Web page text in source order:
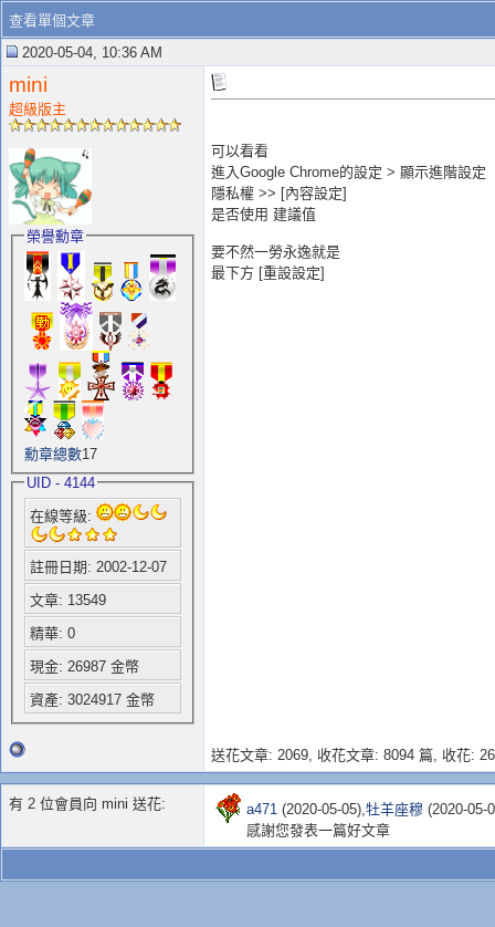
查看單個文章
2020-05-04, 10:36 AM
mini
超級版主
榮譽勳章
勳章總數17
UID - 4144
在線等級:
註冊日期: 2002-12-07
文章: 13549
精華: 0
現金: 26987 金幣
資產: 3024917 金幣
可以看看
進入Google Chrome的設定 > 顯示進階設定
隱私權 >> [內容設定]
是否使用 建議值
要不然一勞永逸就是
最下方 [重設設定]
送花文章: 2069, 收花文章: 8094 篇, 收花:
有 2 位會員向 mini 送花: a471 (2020-05-05),牡羊座穆 (2020-05-
感謝您發表一篇好文章